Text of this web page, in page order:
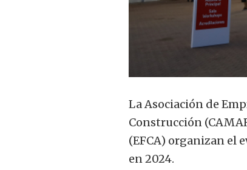
La Asociación de
Construcción
(EFCA) organizan el
en 2024.